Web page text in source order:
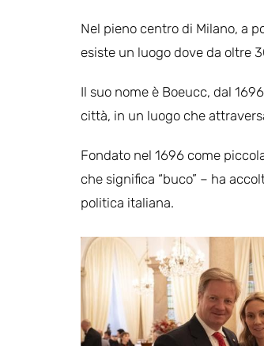
Nel pieno centro di Milano, a
esiste un luogo dove da oltre
Il suo nome è Boeucc, dal
città, in un luogo che
Fondato nel 1696 come
che significa “buco” – ha
politica italiana.